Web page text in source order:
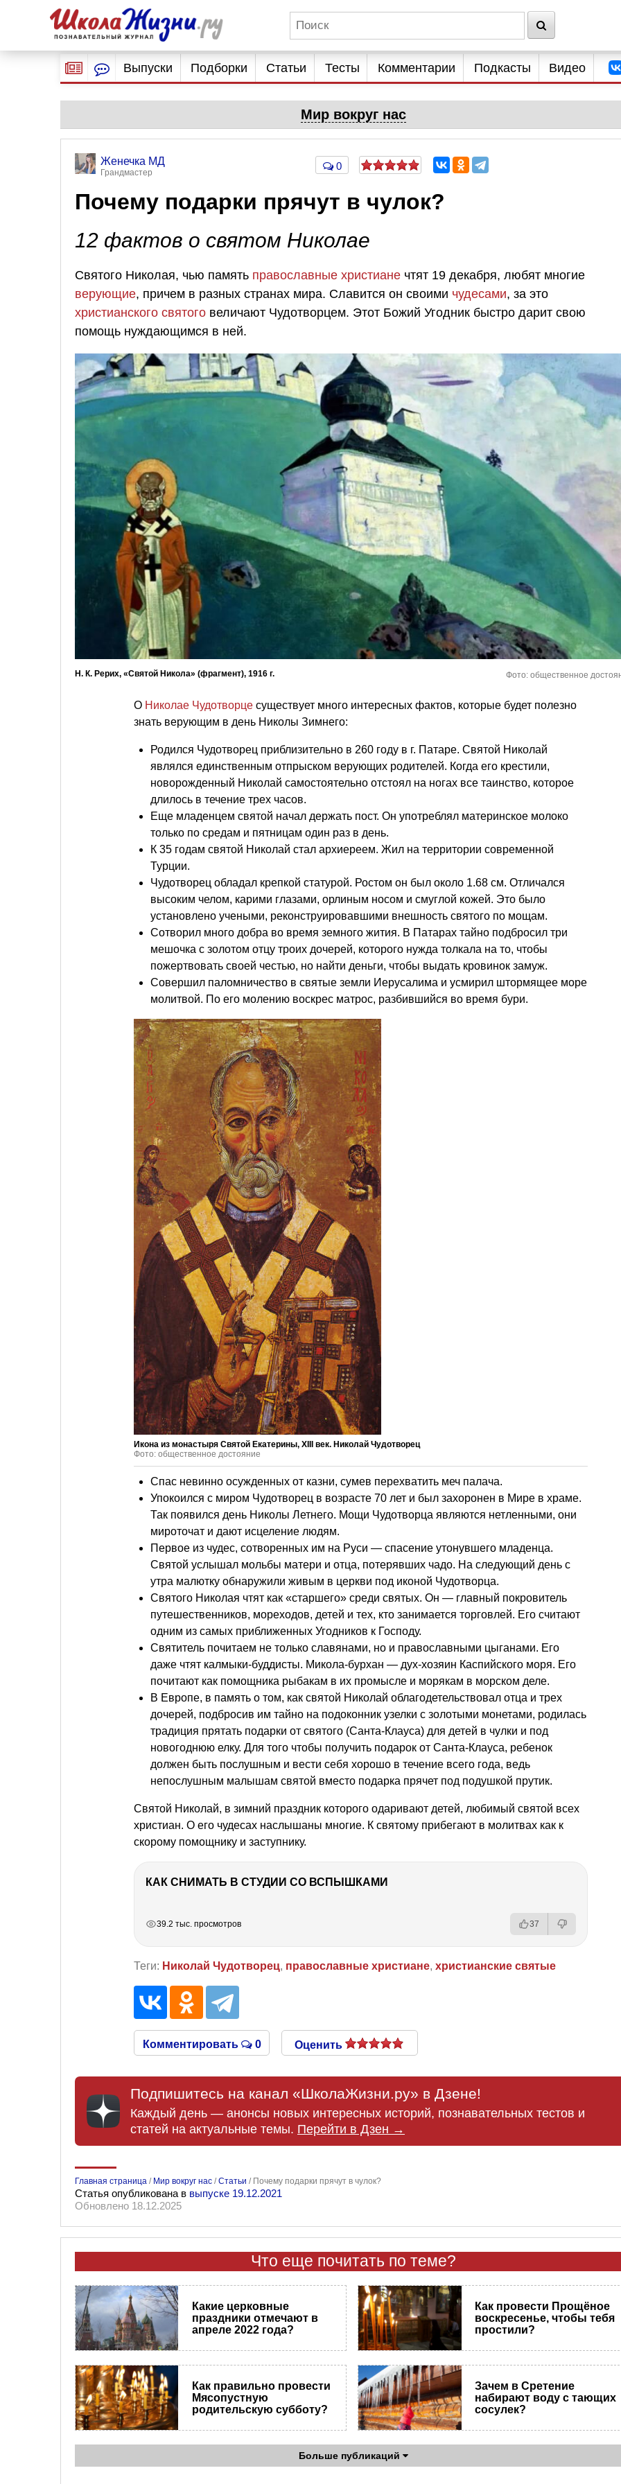
Выпуски Подборки Статьи Тесты Комментарии Подкасты Видео
Мир вокруг нас
Женечка МД
Грандмастер
0
Почему подарки прячут в чулок?
12 фактов о святом Николае
Святого Николая, чью память православные христиане чтят 19 декабря, любят многие
верующие, причем в разных странах мира. Славится он своими чудесами, за это
христианского святого величают Чудотворцем. Этот Божий Угодник быстро дарит свою
помощь нуждающимся в ней.
Н. К. Рерих, «Святой Никола» (фрагмент), 1916 г. Фото: общественное
О Николае Чудотворце существует много интересных фактов, которые будет полезно
знать верующим в день Николы Зимнего:
Родился Чудотворец приблизительно в 260 году в г. Патаре. Святой Николай
являлся единственным отпрыском верующих родителей. Когда его крестили,
новорожденный Николай самостоятельно отстоял на ногах все таинство, которое
длилось в течение трех часов.
Еще младенцем святой начал держать пост. Он употреблял материнское молоко
только по средам и пятницам один раз в день.
К 35 годам святой Николай стал архиереем. Жил на территории современной
Турции.
Чудотворец обладал крепкой статурой. Ростом он был около 1.68 см. Отличался
высоким челом, карими глазами, орлиным носом и смуглой кожей. Это было
установлено учеными, реконструировавшими внешность святого по мощам.
Сотворил много добра во время земного жития. В Патарах тайно подбросил три
мешочка с золотом отцу троих дочерей, которого нужда толкала на то, чтобы
пожертвовать своей честью, но найти деньги, чтобы выдать кровинок замуж.
Совершил паломничество в святые земли Иерусалима и усмирил штормящее море
молитвой. По его молению воскрес матрос, разбившийся во время бури.
Икона из монастыря Святой Екатерины, XIII век. Николай Чудотворец
Фото: общественное достояние
Спас невинно осужденных от казни, сумев перехватить меч палача.
Упокоился с миром Чудотворец в возрасте 70 лет и был захоронен в Мире в храме.
Так появился день Николы Летнего. Мощи Чудотворца являются нетленными, они
мироточат и дают исцеление людям.
Первое из чудес, сотворенных им на Руси — спасение утонувшего младенца.
Святой услышал мольбы матери и отца, потерявших чадо. На следующий день с
утра малютку обнаружили живым в церкви под иконой Чудотворца.
Святого Николая чтят как «старшего» среди святых. Он — главный покровитель
путешественников, мореходов, детей и тех, кто занимается торговлей. Его считают
одним из самых приближенных Угодников к Господу.
Святитель почитаем не только славянами, но и православными цыганами. Его
даже чтят калмыки-буддисты. Микола-бурхан — дух-хозяин Каспийского моря. Его
почитают как помощника рыбакам в их промысле и морякам в морском деле.
В Европе, в память о том, как святой Николай облагодетельствовал отца и трех
дочерей, подбросив им тайно на подоконник узелки с золотыми монетами, родилась
традиция прятать подарки от святого (Санта-Клауса) для детей в чулки и под
новогоднюю елку. Для того чтобы получить подарок от Санта-Клауса, ребенок
должен быть послушным и вести себя хорошо в течение всего года, ведь
непослушным малышам святой вместо подарка прячет под подушкой прутик.
Святой Николай, в зимний праздник которого одаривают детей, любимый святой всех
христиан. О его чудесах наслышаны многие. К святому прибегают в молитвах как к
скорому помощнику и заступнику.
КАК СНИМАТЬ В СТУДИИ СО ВСПЫШКАМИ
39.2 тыс. просмотров 37
Теги: Николай Чудотворец, православные христиане, христианские святые
Комментировать 0 Оценить
Подпишитесь на канал «ШколаЖизни.ру» в Дзене!
Каждый день — анонсы новых интересных историй, познавательных тестов и
статей на актуальные темы. Перейти в Дзен →
Главная страница / Мир вокруг нас /Статьи / Почему подарки прячут в чулок?
Статья опубликована в выпуске 19.12.2021
Обновлено 18.12.2025
Что еще почитать по теме?
Какие церковные
праздники отмечают в
апреле 2022 года?
Как провести Прощёное
воскресенье, чтобы тебя
простили?
Как правильно провести
Мясопустную
родительскую субботу?
Зачем в Сретение
набирают воду с тающих
сосулек?
Больше публикаций